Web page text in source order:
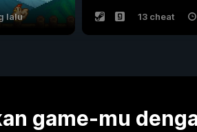
lalu 13 cheat
game-mu